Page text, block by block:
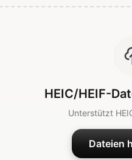
HEIC/HEIF-
Unterstützt
Dateien